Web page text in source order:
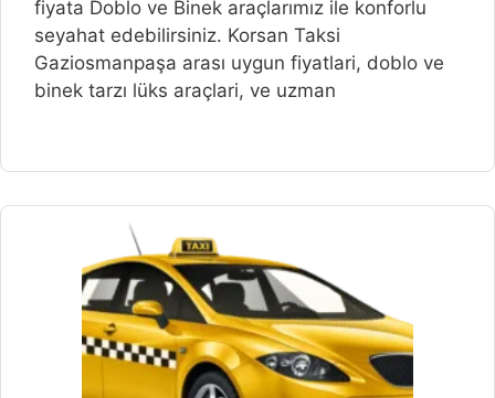
fiyata Doblo ve Binek araçlarımız ile konforlu
seyahat edebilirsiniz. Korsan Taksi
Gaziosmanpaşa arası uygun fiyatlari, doblo ve
binek tarzı lüks araçlari, ve uzman